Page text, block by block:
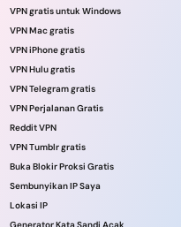
VPN gratis untuk Windows
VPN Mac gratis
VPN iPhone gratis
VPN Hulu gratis
VPN Telegram gratis
VPN Perjalanan Gratis
Reddit VPN
VPN Tumblr gratis
Buka Blokir Proksi Gratis
Sembunyikan IP Saya
Lokasi IP